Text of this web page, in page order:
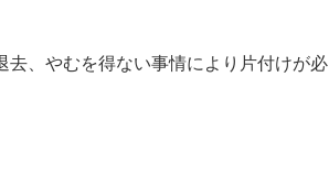
、やむを得ない事情により片付けが必